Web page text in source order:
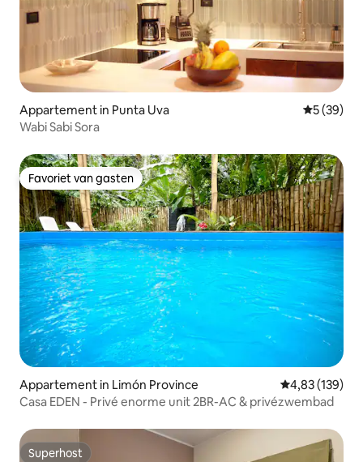
Appartement in Punta Uva
5 (39)
Wabi Sabi Sora
Favoriet van gasten
Favoriet van gasten
Appartement in Limón Province Gemiddelde
4,83 (139)
Casa EDEN - Privé enorme unit 2BR-AC & privézwembad
Superhost